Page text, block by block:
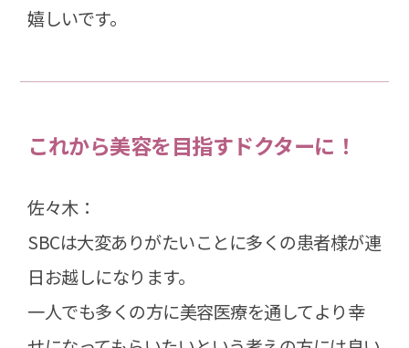
嬉しいです。
これから美容を目指すドクターに！
佐々木：
SBCは大変ありがたいことに多くの患者様が連
日お越しになります。
一人でも多くの方に美容医療を通してより幸